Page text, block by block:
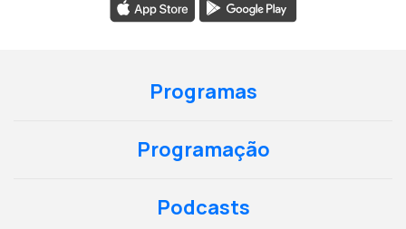
Programas
Programação
Podcasts